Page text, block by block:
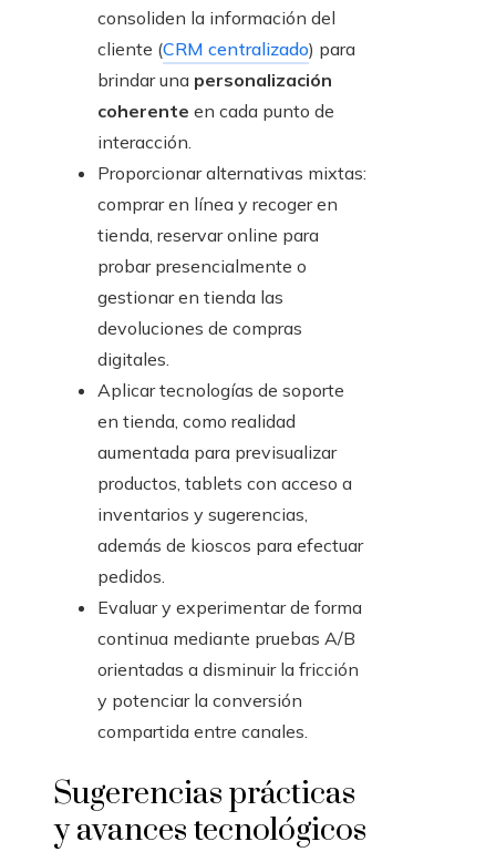
consoliden la información del
cliente (CRM centralizado) para
brindar una personalización
coherente en cada punto de
interacción.
Proporcionar alternativas mixtas:
comprar en línea y recoger en
tienda, reservar online para
probar presencialmente o
gestionar en tienda las
devoluciones de compras
digitales.
Aplicar tecnologías de soporte
en tienda, como realidad
aumentada para previsualizar
productos, tablets con acceso a
inventarios y sugerencias,
además de kioscos para efectuar
pedidos.
Evaluar y experimentar de forma
continua mediante pruebas A/B
orientadas a disminuir la fricción
y potenciar la conversión
compartida entre canales.
Sugerencias prácticas
y avances tecnológicos